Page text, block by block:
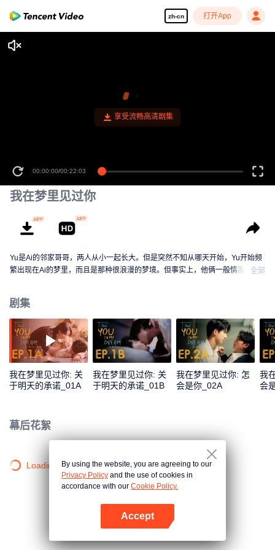
zh-cn 打开App
享受流畅高清剧集
00:00:00/00:22:03
我在梦里见过你
Yu是Ai的邻家哥哥，两人从小一起长大。但是突然不知从哪天开始，Yu开始频
繁出现在Ai的梦里，而且是那种很浪漫的梦境。但事实上，他俩一般情况下一
解Ai的梦境谜题吧！
全部
剧集
我在梦里见过你: 关
于明天的承诺_01A
我在梦里见过你: 关
于明天的承诺_01B
我在梦里见过你: 怎
会是你_02A
我
会
幕后花絮
Loading…By using the website, you are agreeing to our
Privacy Policy and the use of cookies in
accordance with our Cookie Policy.
Accept